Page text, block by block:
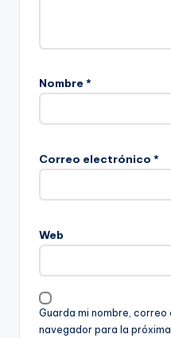
Nombre *
Correo electrónico *
Web
Guarda mi nombre,
navegador para la